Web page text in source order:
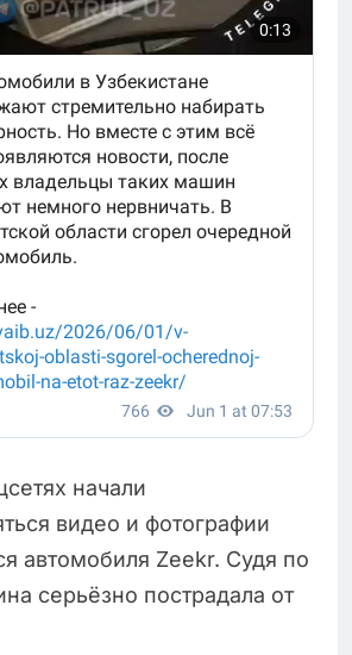
начали
видео и фотографии
автомобиля Zeekr. Судя по
серьёзно пострадала от